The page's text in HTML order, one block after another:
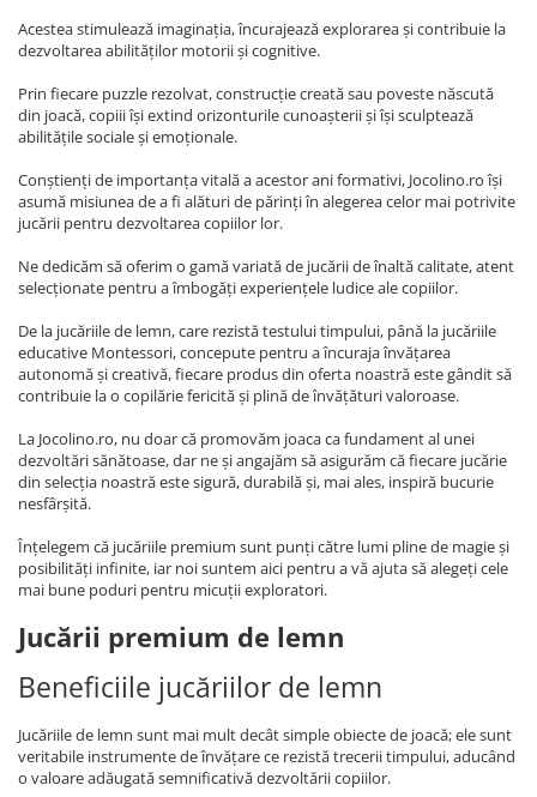
Acestea stimulează imaginația, încurajează explorarea și contribuie la
dezvoltarea abilităților motorii și cognitive.
Prin fiecare puzzle rezolvat, construcție creată sau poveste născută
din joacă, copiii își extind orizonturile cunoașterii și își sculptează
abilitățile sociale și emoționale.
Conștienți de importanța vitală a acestor ani formativi, Jocolino.ro își
asumă misiunea de a fi alături de părinți în alegerea celor mai potrivite
jucării pentru dezvoltarea copiilor lor.
Ne dedicăm să oferim o gamă variată de jucării de înaltă calitate, atent
selecționate pentru a îmbogăți experiențele ludice ale copiilor.
De la jucăriile de lemn, care rezistă testului timpului, până la jucăriile
educative Montessori, concepute pentru a încuraja învățarea
autonomă și creativă, fiecare produs din oferta noastră este gândit să
contribuie la o copilărie fericită și plină de învățături valoroase.
La Jocolino.ro, nu doar că promovăm joaca ca fundament al unei
dezvoltări sănătoase, dar ne și angajăm să asigurăm că fiecare jucărie
din selecția noastră este sigură, durabilă și, mai ales, inspiră bucurie
nesfârșită.
Înțelegem că jucăriile premium sunt punți către lumi pline de magie și
posibilități infinite, iar noi suntem aici pentru a vă ajuta să alegeți cele
mai bune poduri pentru micuții exploratori.
Jucării premium de lemn
Beneficiile jucăriilor de lemn
Jucăriile de lemn sunt mai mult decât simple obiecte de joacă; ele sunt
veritabile instrumente de învățare ce rezistă trecerii timpului, aducând
o valoare adăugată semnificativă dezvoltării copiilor.